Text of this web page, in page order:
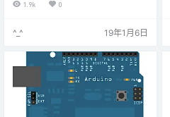
1.9k 0
^_^ 19年1月6日